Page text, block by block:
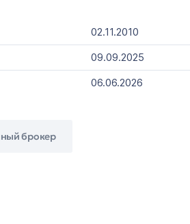
02.11.2010
09.09.2025
06.06.2026
брокер